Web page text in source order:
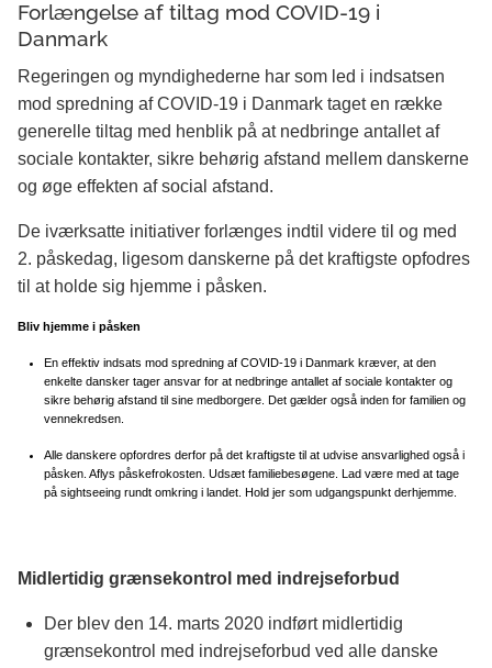
Forlængelse af tiltag mod COVID-19 i
Danmark
Regeringen og myndighederne har som led i indsatsen
mod spredning af COVID-19 i Danmark taget en række
generelle tiltag med henblik på at nedbringe antallet af
sociale kontakter, sikre behørig afstand mellem danskerne
og øge effekten af social afstand.
De iværksatte initiativer forlænges indtil videre til og med
2. påskedag, ligesom danskerne på det kraftigste opfodres
til at holde sig hjemme i påsken.
Bliv hjemme i påsken
En effektiv indsats mod spredning af COVID-19 i Danmark kræver, at den
enkelte dansker tager ansvar for at nedbringe antallet af sociale kontakter og
sikre behørig afstand til sine medborgere. Det gælder også inden for familien og
vennekredsen.
Alle danskere opfordres derfor på det kraftigste til at udvise ansvarlighed også i
påsken. Aflys påskefrokosten. Udsæt familiebesøgene. Lad være med at tage
på sightseeing rundt omkring i landet. Hold jer som udgangspunkt derhjemme.
Midlertidig grænsekontrol med indrejseforbud
Der blev den 14. marts 2020 indført midlertidig
grænsekontrol med indrejseforbud ved alle danske